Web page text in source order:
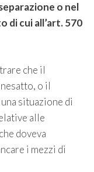
o nel
di cui all’art. 570
che il
o il
situazione di
alle
doveva
i mezzi di